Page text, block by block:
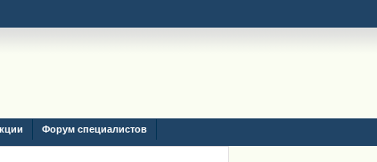
Форум специалистов